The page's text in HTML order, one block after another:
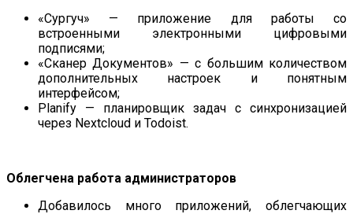
«Сургуч» — приложение для работы со
встроенными электронными цифровыми
подписями;
«Сканер Документов» — с большим количеством
дополнительных настроек и понятным
интерфейсом;
Planify — планировщик задач с синхронизацией
через Nextcloud и Todoist.
Облегчена работа администраторов
Добавилось много приложений, облегчающих